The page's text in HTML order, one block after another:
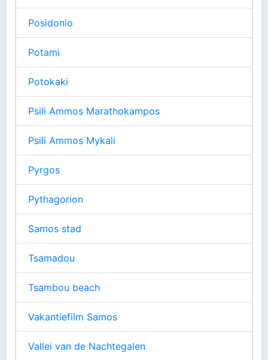
Posidonio
Potami
Potokaki
Psili Ammos Marathokampos
Psili Ammos Mykali
Pyrgos
Pythagorion
Samos stad
Tsamadou
Tsambou beach
Vakantiefilm Samos
Vallei van de Nachtegalen